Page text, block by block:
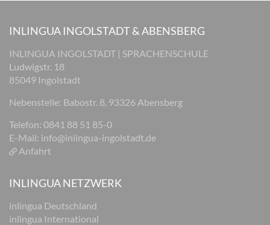
INLINGUA INGOLSTADT & ABENSBERG
INLINGUA INGOLSTADT | SPRACHENSCHULE
Ludwigstr. 18
85049 Ingolstadt
Nebenstelle: Babostr. 8, 93326 Abensberg
Telefon: 0841 88 51 85-0
E-Mail: info@inlingua-ingolstadt.de
Anfahrt
INLINGUA NETZWERK
inlingua Deutschland
inlingua International